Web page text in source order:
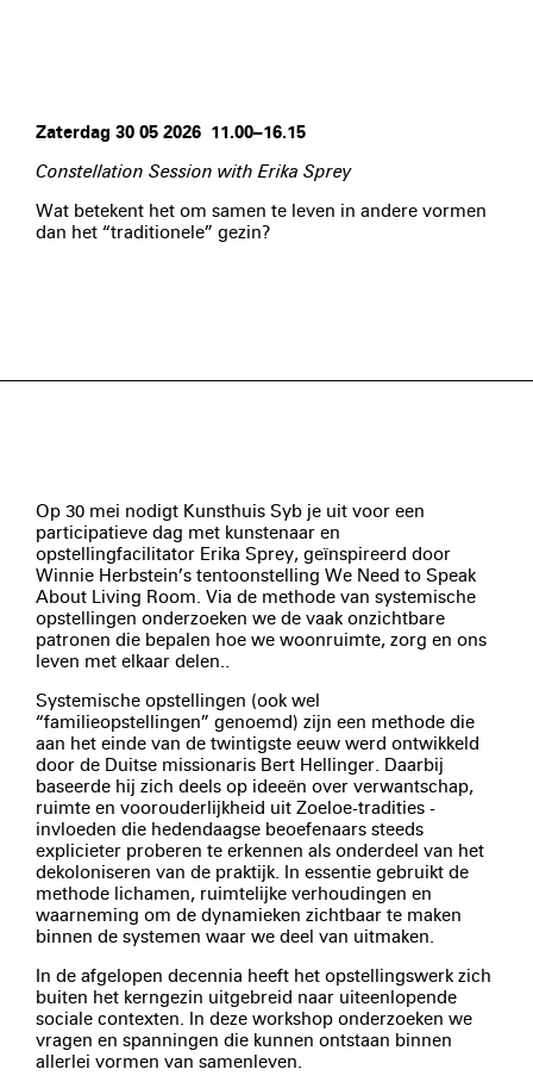
Zaterdag 30 05 2026 11.00–16.15
Constellation Session with Erika Sprey
Wat betekent het om samen te leven in andere vormen
dan het “traditionele” gezin?
Op 30 mei nodigt Kunsthuis Syb je uit voor een
participatieve dag met kunstenaar en
opstellingfacilitator Erika Sprey, geïnspireerd door
Winnie Herbstein’s tentoonstelling We Need to Speak
About Living Room. Via de methode van systemische
opstellingen onderzoeken we de vaak onzichtbare
patronen die bepalen hoe we woonruimte, zorg en ons
leven met elkaar delen..
Systemische opstellingen (ook wel
“familieopstellingen” genoemd) zijn een methode die
aan het einde van de twintigste eeuw werd ontwikkeld
door de Duitse missionaris Bert Hellinger. Daarbij
baseerde hij zich deels op ideeën over verwantschap,
ruimte en voorouderlijkheid uit Zoeloe-tradities -
invloeden die hedendaagse beoefenaars steeds
explicieter proberen te erkennen als onderdeel van het
dekoloniseren van de praktijk. In essentie gebruikt de
methode lichamen, ruimtelijke verhoudingen en
waarneming om de dynamieken zichtbaar te maken
binnen de systemen waar we deel van uitmaken.
In de afgelopen decennia heeft het opstellingswerk zich
buiten het kerngezin uitgebreid naar uiteenlopende
sociale contexten. In deze workshop onderzoeken we
vragen en spanningen die kunnen ontstaan binnen
allerlei vormen van samenleven.